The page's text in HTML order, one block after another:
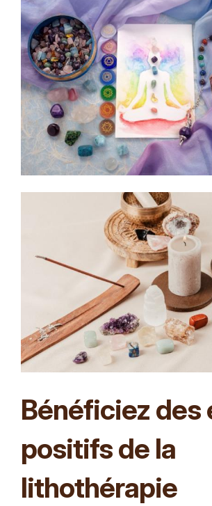
Bénéficiez des
positifs de la
lithothérapie